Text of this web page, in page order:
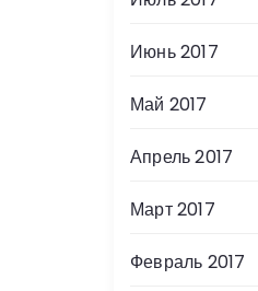
Июнь 2017
Май 2017
Апрель 2017
Март 2017
Февраль 2017